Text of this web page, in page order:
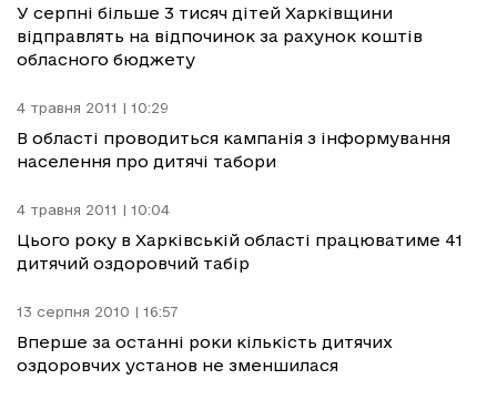
У серпні більше 3 тисяч дітей Харківщини
відправлять на відпочинок за рахунок коштів
обласного бюджету
4 травня 2011 | 10:29
В області проводиться кампанія з інформування
населення про дитячі табори
4 травня 2011 | 10:04
Цього року в Харківській області працюватиме 41
дитячий оздоровчий табір
13 серпня 2010 | 16:57
Вперше за останні роки кількість дитячих
оздоровчих установ не зменшилася